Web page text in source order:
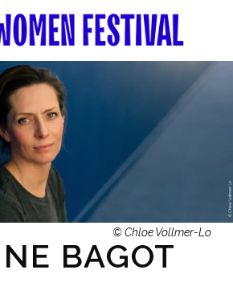
© Chloe Vollmer-Lo
BAGOT